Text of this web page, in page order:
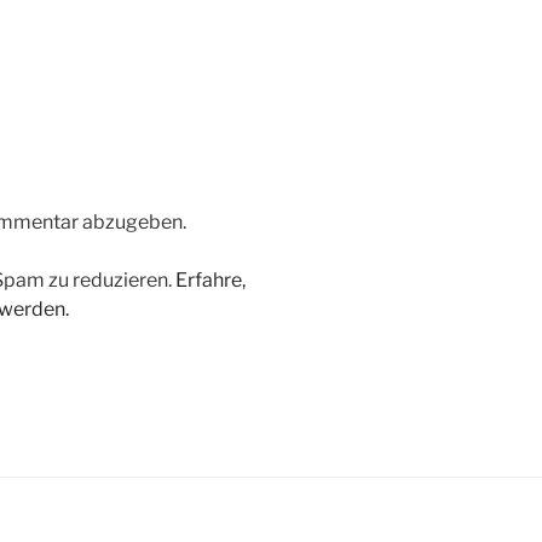
abzugeben.
zu reduzieren. Erfahre,